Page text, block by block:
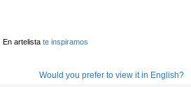
En artelista te inspiramos
Would you prefer to view it in English?